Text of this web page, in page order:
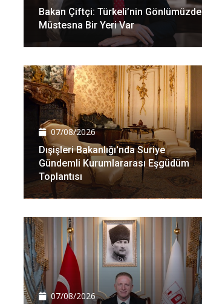
Bakan Çiftçi: Türkeli’nin Gönlümüzde
Müstesna Bir Yeri Var
07/08/2026
Dışişleri Bakanlığı'nda Suriye
Gündemli Kurumlararası Eşgüdüm
Toplantısı
07/08/2026